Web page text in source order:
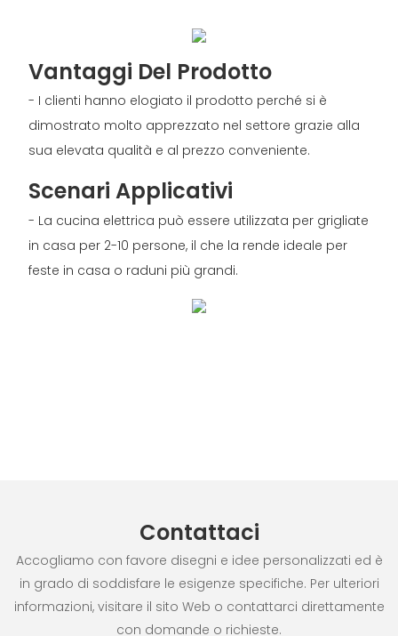
Vantaggi Del Prodotto
- I clienti hanno elogiato il prodotto perché si è
dimostrato molto apprezzato nel settore grazie alla
sua elevata qualità e al prezzo conveniente.
Scenari Applicativi
- La cucina elettrica può essere utilizzata per grigliate
in casa per 2-10 persone, il che la rende ideale per
feste in casa o raduni più grandi.
Contattaci
Accogliamo con favore disegni e idee personalizzati ed è
in grado di soddisfare le esigenze specifiche. Per ulteriori
informazioni, visitare il sito Web o contattarci direttamente
con domande o richieste.